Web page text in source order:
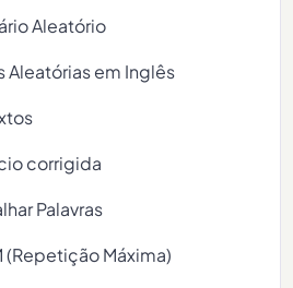
Aleatório
Aleatórias em Inglês
corrigida
Palavras
(Repetição Máxima)